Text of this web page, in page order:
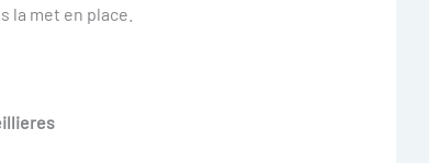
la met en place.